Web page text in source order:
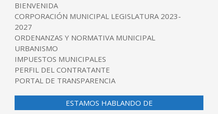
BIENVENIDA
CORPORACIÓN MUNICIPAL LEGISLATURA 2023-
2027
ORDENANZAS Y NORMATIVA MUNICIPAL
URBANISMO
IMPUESTOS MUNICIPALES
PERFIL DEL CONTRATANTE
PORTAL DE TRANSPARENCIA
ESTAMOS HABLANDO DE